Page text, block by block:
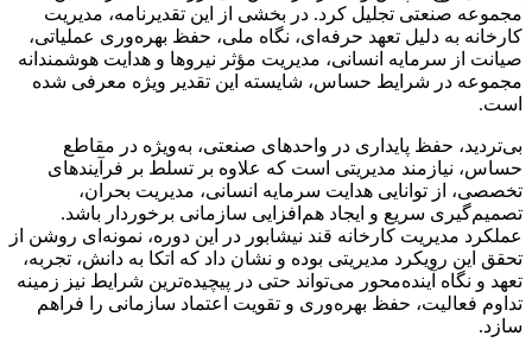
مجموعه صنعتی تجلیل کرد. در بخشی از این تقدیرنامه، مدیریت
کارخانه به دلیل تعهد حرفه‌ای، نگاه ملی، حفظ بهره‌وری عملیاتی،
صیانت از سرمایه انسانی، مدیریت مؤثر نیروها و هدایت هوشمندانه
مجموعه در شرایط حساس، شایسته این تقدیر ویژه معرفی شده
است.
بی‌تردید، حفظ پایداری در واحدهای صنعتی، به‌ویژه در مقاطع
حساس، نیازمند مدیریتی است که علاوه بر تسلط بر فرآیندهای
تخصصی، از توانایی هدایت سرمایه انسانی، مدیریت بحران،
تصمیم‌گیری سریع و ایجاد هم‌افزایی سازمانی برخوردار باشد.
عملکرد مدیریت کارخانه قند نیشابور در این دوره، نمونه‌ای روشن از
تحقق این رویکرد مدیریتی بوده و نشان داد که اتکا به دانش، تجربه،
تعهد و نگاه آینده‌محور می‌تواند حتی در پیچیده‌ترین شرایط نیز زمینه
تداوم فعالیت، حفظ بهره‌وری و تقویت اعتماد سازمانی را فراهم
سازد.